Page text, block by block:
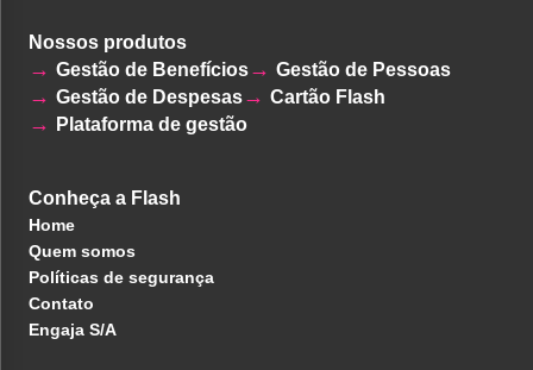
Nossos produtos
Gestão de Benefícios
Gestão de Pessoas
Gestão de Despesas
Cartão Flash
Plataforma de gestão
Conheça a Flash
Home
Quem somos
Políticas de segurança
Contato
Engaja S/A